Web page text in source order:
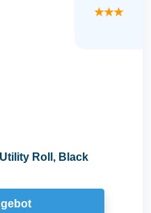
★★★
Roll, Black